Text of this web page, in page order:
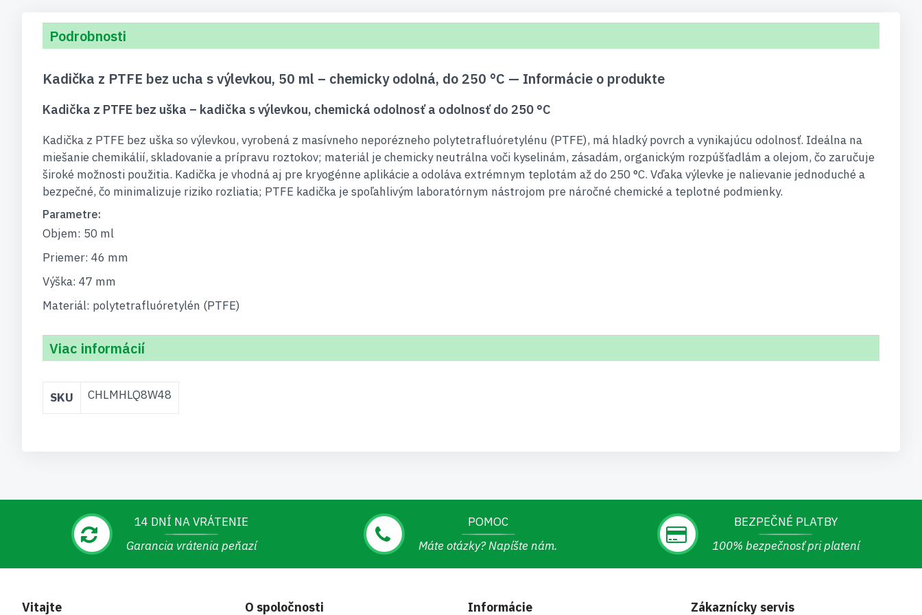
Podrobnosti
Kadička z PTFE bez ucha s výlevkou, 50 ml – chemicky odolná, do 250 °C — Informácie o produkte
Kadička z PTFE bez uška – kadička s výlevkou, chemická odolnosť a odolnosť do 250 °C
Kadička z PTFE bez uška so výlevkou, vyrobená z masívneho neporézneho polytetrafluóretylénu (PTFE), má hladký povrch a vynikajúcu odolnosť. Ideálna na
miešanie chemikálií, skladovanie a prípravu roztokov; materiál je chemicky neutrálna voči kyselinám, zásadám, organickým rozpúšťadlám a olejom, čo zaručuje
široké možnosti použitia. Kadička je vhodná aj pre kryogénne aplikácie a odoláva extrémnym teplotám až do 250 °C. Vďaka výlevke je nalievanie jednoduché a
bezpečné, čo minimalizuje riziko rozliatia; PTFE kadička je spoľahlivým laboratórnym nástrojom pre náročné chemické a teplotné podmienky.
Parametre:
Objem: 50 ml
Priemer: 46 mm
Výška: 47 mm
Materiál: polytetrafluóretylén (PTFE)
Viac informácií
informácií
SKU CHLMHLQ8W48
14 DNÍ NA VRÁTENIE
Garancia vrátenia peňazí
POMOC
Máte otázky? Napíšte nám.
BEZPEČNÉ PLATBY
100% bezpečnosť pri platení
Vitajte O spoločnosti Informácie Zákaznícky servis